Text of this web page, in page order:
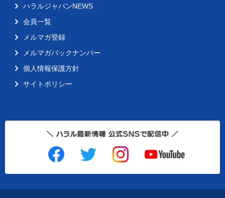
ハラルジャパンNEWS
会員一覧
メルマガ登録
メルマガバックナンバー
個人情報保護方針
サイトポリシー